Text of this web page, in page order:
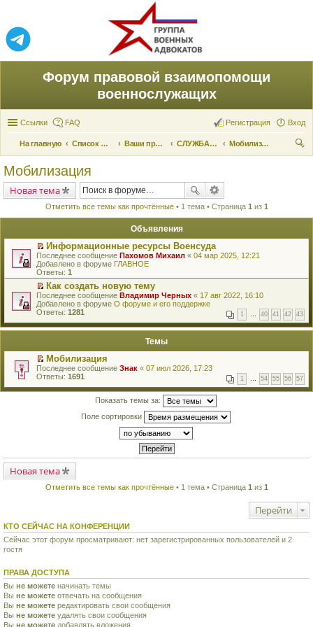
Форум правовой взаимопомощи
военнослужащих
Ссылки FAQ Вход
Регистрация
На главную Список форумов Ваши права и их реализация СЛУЖБА ПО ПРИЗЫВУ
Мобилизация
Мобилизация
Новая тема
Отметить все темы как прочтённые• 1 тема • Страница 1 из 1
Объявления
П
е
р
е
й
т
и
к
е
о
м
у
н
е
н
о
м
у
б
щ
е
Информационные ресурсы Военсуда
Последнее сообщение Пахомов Михаил « 04 мар 2025, 12:21
Добавлено в форуме ГЛАВНОЕ
Ответы: 1
П
е
р
й
к
п
е
р
в
о
ч
и
т
а
у
с
о
щ
е
н
и
ю
Как создать новую тему
Последнее сообщение Владимир Черных « 17 авг 2022, 16:10
Добавлено в форуме О форуме и его поддержке
Ответы: 1281 1 … 40 41 42 43
Темы
П
е
е
в
м
у
н
о
ч
и
н
о
м
у
с
о
Мобилизация
Последнее сообщение Знак « 07 июл 2026, 17:23
Ответы: 1691 1 … 54 55 56 57
Показать темы за:
Поле сортировки
Новая тема
Отметить все темы как прочтённые• 1 тема • Страница 1 из 1
Перейти
КТО СЕЙЧАС НА КОНФЕРЕНЦИИ
Сейчас этот форум просматривают: нет зарегистрированных пользователей и 2
гостя
ПРАВА ДОСТУПА
Вы не можете начинать темы
Вы не можете отвечать на сообщения
Вы не можете редактировать свои сообщения
Вы не можете удалять свои сообщения
Вы не можете добавлять вложения